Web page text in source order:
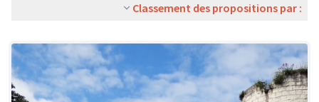
Classement des propositions par :